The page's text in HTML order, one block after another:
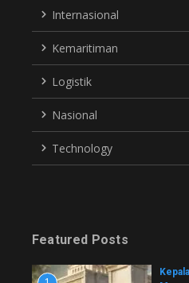
Internasional
Kemaritiman
Logistik
Nasional
Technology
Featured Posts